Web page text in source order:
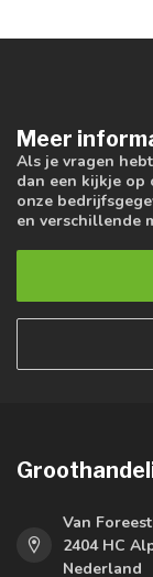
Meer
Als je vragen
dan een kijkje op
onze
en verschillende
Van
2404 HC
Nederland